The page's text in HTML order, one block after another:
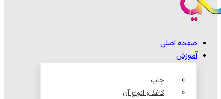
صفحه اصلی
آموزش
چاپ
کاغذ و انواع آن